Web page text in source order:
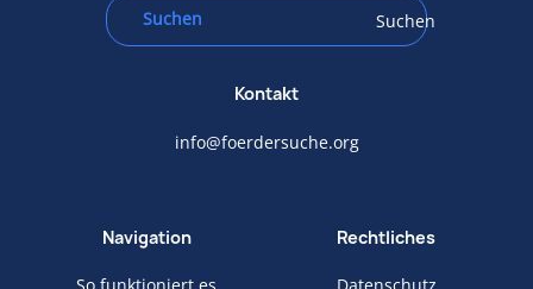
Suchen
Kontakt
info@foerdersuche.org
Navigation Rechtliches